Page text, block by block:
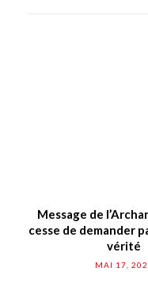
Message de
cesse de demander
vérité
MAI 17,